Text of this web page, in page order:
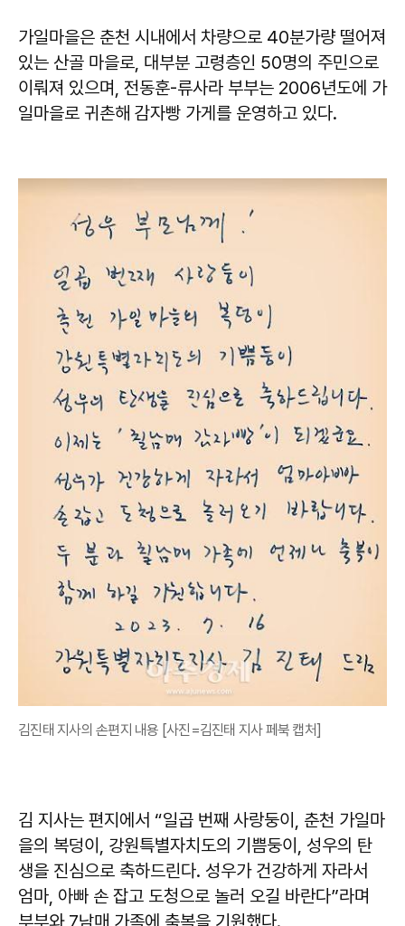
가일마을은 춘천 시내에서 차량으로 40분가량 떨어져
있는 산골 마을로, 대부분 고령층인 50명의 주민으로
이뤄져 있으며, 전동훈-류사라 부부는 2006년도에 가
일마을로 귀촌해 감자빵 가게를 운영하고 있다.
김진태 지사의 손편지 내용 [사진=김진태 지사 페북 캡처]
김 지사는 편지에서 “일곱 번째 사랑둥이, 춘천 가일마
을의 복덩이, 강원특별자치도의 기쁨둥이, 성우의 탄
생을 진심으로 축하드린다. 성우가 건강하게 자라서
엄마, 아빠 손 잡고 도청으로 놀러 오길 바란다”라며
부부와 7남매 가족에 축복을 기원했다.